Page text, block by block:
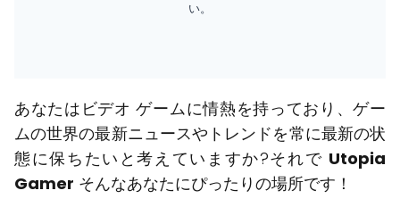
い。
あなたはビデオ ゲームに情熱を持っており、ゲー
ムの世界の最新ニュースやトレンドを常に最新の状
態に保ちたいと考えていますか?それで Utopia
Gamer そんなあなたにぴったりの場所です！